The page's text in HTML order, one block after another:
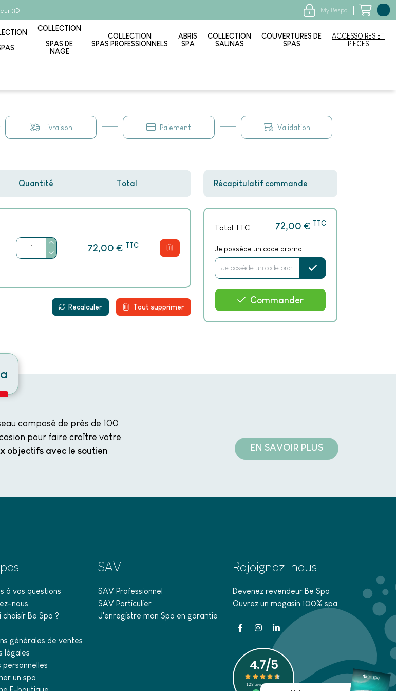
3D My Bespa 1
COLLECTION
SPAS DE
NAGE
COLLECTION
SPAS PROFESSIONNELS
ABRIS
SPA
COLLECTION
SAUNAS
COUVERTURES DE
SPAS
ACCESSOIRES ET
PIÈCES
Livraison Paiement Validation
Quantité Total
72,00€ TTC
Recalculer Tout supprimer
Récapitulatif commande
Total TTC : 72,00 € TTC
Je possède un code promo
Commander
composé de près de 100
pour faire croître votre
objectifs avec le soutien
EN SAVOIR PLUS
à vos questions
nous
choisir Be Spa ?
générales de ventes
légales
personnelles
un spa
SAV
SAV Professionnel
SAV Particulier
J'enregistre mon Spa en garantie
Rejoignez-nous
Devenez revendeur Be Spa
Ouvrez un magasin 100% spa